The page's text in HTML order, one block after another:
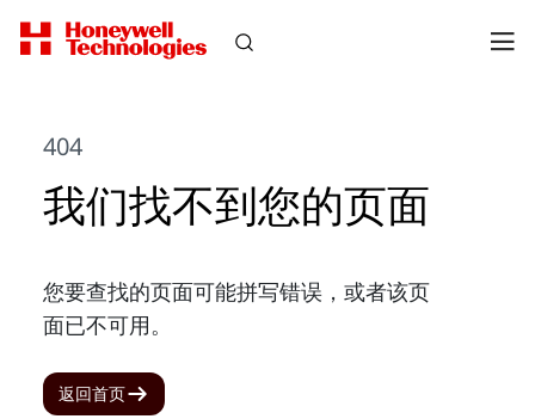
404
我们找不到您的页面
您要查找的页面可能拼写错误，或者该页
面已不可用。
返回首页